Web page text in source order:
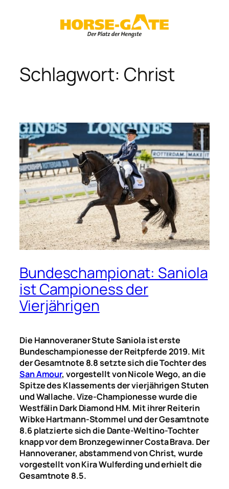
Schlagwort: Christ
Bundeschampionat: Saniola
ist Campioness der
Vierjährigen
Die Hannoveraner Stute Saniola ist erste
Bundeschampionesse der Reitpferde 2019. Mit
der Gesamtnote 8.8 setzte sich die Tochter des
San Amour, vorgestellt von Nicole Wego, an die
Spitze des Klassements der vierjährigen Stuten
und Wallache. Vize-Championesse wurde die
Westfälin Dark Diamond HM. Mit ihrer Reiterin
Wibke Hartmann-Stommel und der Gesamtnote
8.6 platzierte sich die Dante-Weltino-Tochter
knapp vor dem Bronzegewinner Costa Brava. Der
Hannoveraner, abstammend von Christ, wurde
vorgestellt von Kira Wulferding und erhielt die
Gesamtnote 8.5.